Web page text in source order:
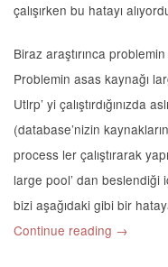
çalışırken bu hatayı
Biraz araştırınca
Problemin asas kaynağı
Utlrp’ yi çalıştırdığınızda
(database’nizin
process ler çalıştırarak
large pool’ dan
bizi aşağıdaki gibi bir
Continue reading →